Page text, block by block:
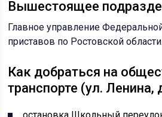
Вышестоящее
Главное управление
приставов по Ростовской области.
Как добраться на
транспорте (ул. Ленина,